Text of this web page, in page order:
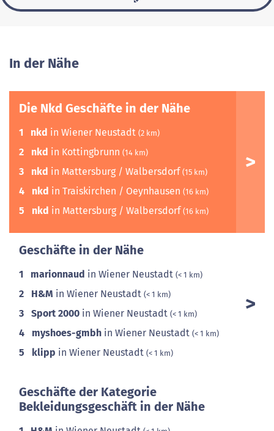
In der Nähe
Die Nkd Geschäfte in der Nähe
1 nkd in Wiener Neustadt (2 km)
2 nkd in Kottingbrunn (14 km)
3 nkd in Mattersburg / Walbersdorf (15 km)
4 nkd in Traiskirchen / Oeynhausen (16 km)
5 nkd in Mattersburg / Walbersdorf (16 km)
Geschäfte in der Nähe
1 marionnaud in Wiener Neustadt (< 1 km)
2 H&M in Wiener Neustadt (< 1 km)
3 Sport 2000 in Wiener Neustadt (< 1 km)
4 myshoes-gmbh in Wiener Neustadt (< 1 km)
5 klipp in Wiener Neustadt (< 1 km)
Geschäfte der Kategorie
Bekleidungsgeschäft in der Nähe